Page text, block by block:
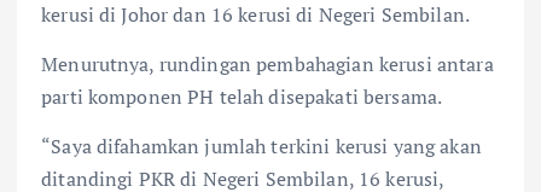
kerusi di Johor dan 16 kerusi di Negeri Sembilan.
Menurutnya, rundingan pembahagian kerusi antara
parti komponen PH telah disepakati bersama.
“Saya difahamkan jumlah terkini kerusi yang akan
ditandingi PKR di Negeri Sembilan, 16 kerusi,